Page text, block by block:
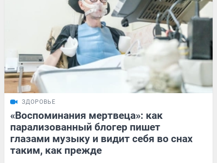
ЗДОРОВЬЕ
«Воспоминания мертвеца»: как
парализованный блогер пишет
глазами музыку и видит себя во снах
таким, как прежде